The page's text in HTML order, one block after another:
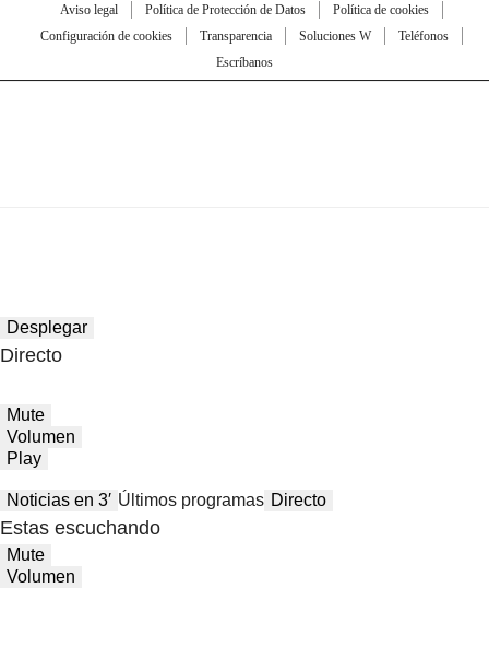
Aviso legal Política de Protección de Datos
Política de cookies
Configuración de cookies
Transparencia Soluciones W
Teléfonos
Escríbanos
Desplegar
Directo
Mute
Volumen
Play
Noticias en 3′ Últimos programas Directo
Estas escuchando
Mute
Volumen